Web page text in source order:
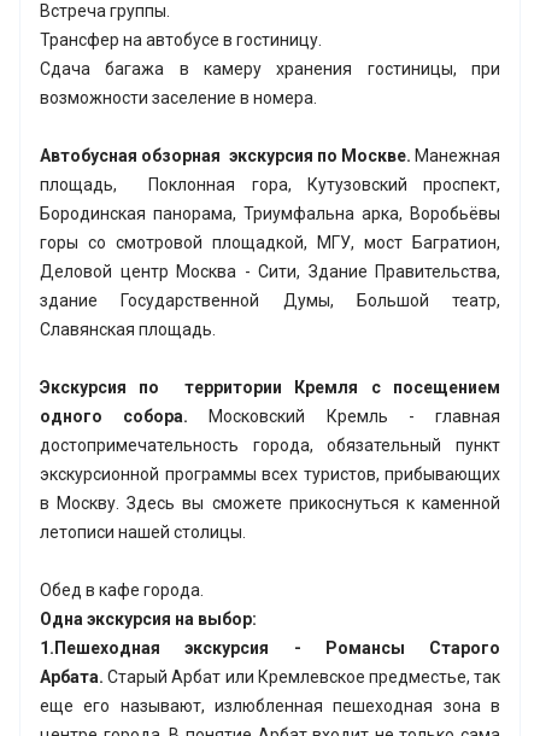
Встреча группы.
Трансфер на автобусе в гостиницу.
Сдача багажа в камеру хранения гостиницы, при
возможности заселение в номера.
Автобусная обзорная экскурсия по Москве. Манежная
площадь, Поклонная гора, Кутузовский проспект,
Бородинская панорама, Триумфальна арка, Воробьёвы
горы со смотровой площадкой, МГУ, мост Багратион,
Деловой центр Москва - Сити, Здание Правительства,
здание Государственной Думы, Большой театр,
Славянская площадь.
Экскурсия по территории Кремля с посещением
одного собора. Московский Кремль - главная
достопримечательность города, обязательный пункт
экскурсионной программы всех туристов, прибывающих
в Москву. Здесь вы сможете прикоснуться к каменной
летописи нашей столицы.
Обед в кафе города.
Одна экскурсия на выбор:
1.Пешеходная экскурсия - Романсы Старого
Арбата. Старый Арбат или Кремлевское предместье, так
еще его называют, излюбленная пешеходная зона в